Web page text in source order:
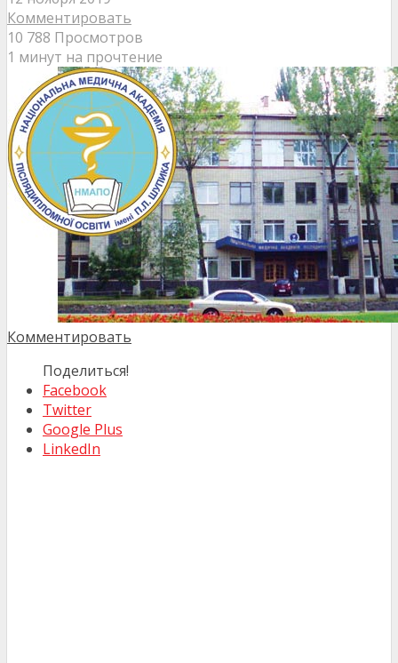
Комментировать
10 788 Просмотров
1 минут на прочтение
Комментировать
Поделиться!
Facebook
Twitter
Google Plus
LinkedIn